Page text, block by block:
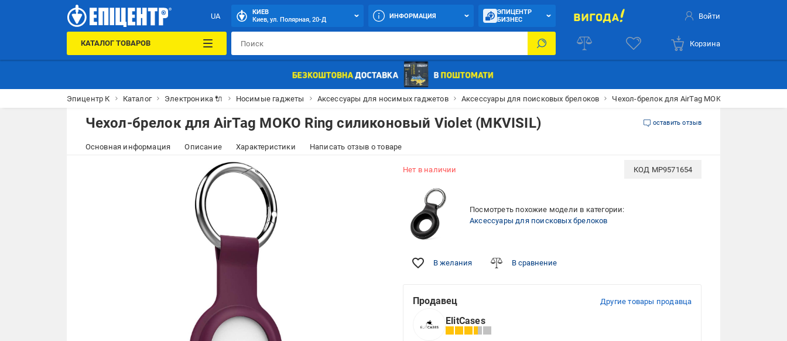
UA
КИЕВ
Киев, ул. Полярная, 20-Д
ИНФОРМАЦИЯ
ЭПИЦЕНТР
БИЗНЕС
Войти
КАТАЛОГ ТОВАРОВ Корзина
Эпицентр К Каталог Электроника 🔌 Носимые гаджеты Аксессуары для носимых гаджетов Аксессуары для поисковых брелоков Чехол-брелок для AirTag MOKO Ring
Чехол-брелок для AirTag MOKO Ring силиконовый Violet (MKVISIL) оставить отзыв
Основная информация Описание Характеристики Написать отзыв о товаре
Нет в наличии КОД MP9571654
Посмотреть похожие модели в категории:
Аксессуары для поисковых брелоков
В желания В сравнение
Продавец Другие товары продавца
ElitCases